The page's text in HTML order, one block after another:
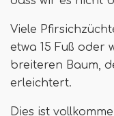
Viele
etwa 15 Fuß oder
breiteren Baum,
erleichtert.
Dies ist